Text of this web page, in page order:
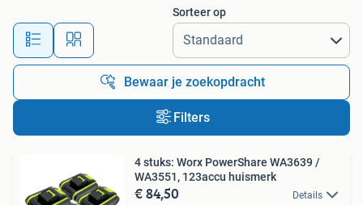
Alle afstanden…
Sorteer op
Bewaar je zoekopdracht
Filters
4 stuks: Worx PowerShare WA3639 /
WA3551, 123accu huismerk
€ 84,50 Details